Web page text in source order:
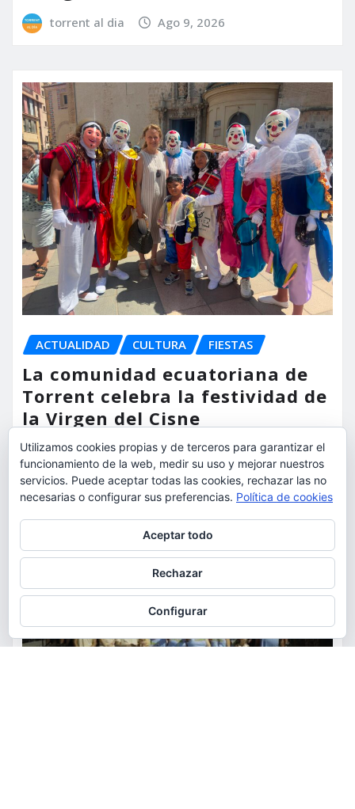
torrent al dia Ago 9, 2026
ACTUALIDAD CULTURA FIESTAS
La comunidad ecuatoriana de
Torrent celebra la festividad de
la Virgen del Cisne
torrent al dia Ago 9, 2026
Utilizamos cookies propias y de terceros para garantizar el
funcionamiento de la web, medir su uso y mejorar nuestros
servicios. Puede aceptar todas las cookies, rechazar las no
necesarias o configurar sus preferencias. Política de cookies
Aceptar todo
Rechazar
Configurar
Para obtener más información, incluido cómo gestionar las cookies,